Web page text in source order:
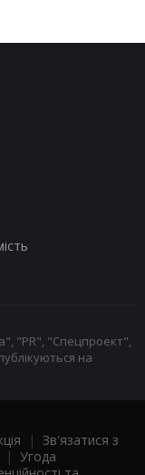
"PR", "Спецпроект",
на
| Зв'язатися з
| Угода